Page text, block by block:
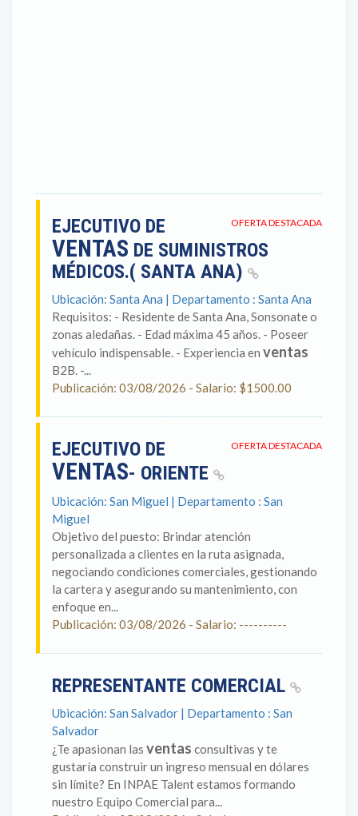
OFERTA DESTACADA
EJECUTIVO DE
VENTAS DE SUMINISTROS
MÉDICOS.( SANTA ANA)
Ubicación: Santa Ana | Departamento : Santa Ana
Requisitos: - Residente de Santa Ana, Sonsonate o
zonas aledañas. - Edad máxima 45 años. - Poseer
vehículo indispensable. - Experiencia en ventas
B2B. -...
Publicación: 03/08/2026 - Salario: $1500.00
OFERTA DESTACADA
EJECUTIVO DE
VENTAS- ORIENTE
Ubicación: San Miguel | Departamento : San
Miguel
Objetivo del puesto: Brindar atención
personalizada a clientes en la ruta asignada,
negociando condiciones comerciales, gestionando
la cartera y asegurando su mantenimiento, con
enfoque en...
Publicación: 03/08/2026 - Salario: ----------
REPRESENTANTE COMERCIAL
Ubicación: San Salvador | Departamento : San
Salvador
¿Te apasionan las ventas consultivas y te
gustaría construir un ingreso mensual en dólares
sin límite? En INPAE Talent estamos formando
nuestro Equipo Comercial para...